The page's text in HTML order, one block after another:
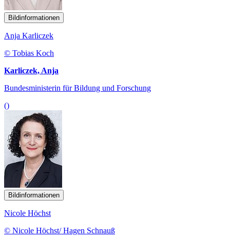
Bildinformationen
Anja Karliczek
© Tobias Koch
Karliczek, Anja
Bundesministerin für Bildung und Forschung
()
Bildinformationen
Nicole Höchst
© Nicole Höchst/ Hagen Schnauß